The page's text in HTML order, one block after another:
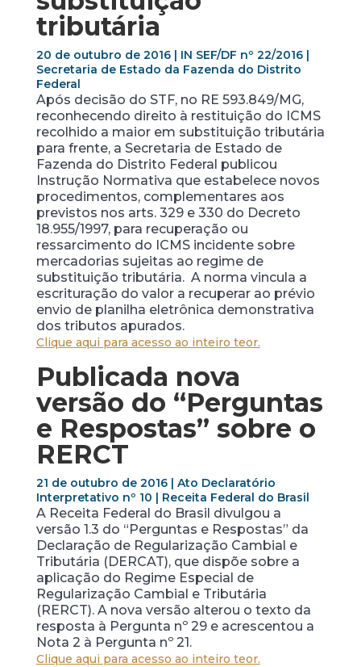
tributária
20 de outubro de 2016 | IN SEF/DF nº 22/2016 |
Secretaria de Estado da Fazenda do Distrito
Federal
Após decisão do STF, no RE 593.849/MG,
reconhecendo direito à restituição do ICMS
recolhido a maior em substituição tributária
para frente, a Secretaria de Estado de
Fazenda do Distrito Federal publicou
Instrução Normativa que estabelece novos
procedimentos, complementares aos
previstos nos arts. 329 e 330 do Decreto
18.955/1997, para recuperação ou
ressarcimento do ICMS incidente sobre
mercadorias sujeitas ao regime de
substituição tributária. A norma vincula a
escrituração do valor a recuperar ao prévio
envio de planilha eletrônica demonstrativa
dos tributos apurados.
Clique aqui para acesso ao inteiro teor.
Publicada nova
versão do “Perguntas
e Respostas” sobre o
RERCT
21 de outubro de 2016 | Ato Declaratório
Interpretativo nº 10 | Receita Federal do Brasil
A Receita Federal do Brasil divulgou a
versão 1.3 do “Perguntas e Respostas” da
Declaração de Regularização Cambial e
Tributária (DERCAT), que dispõe sobre a
aplicação do Regime Especial de
Regularização Cambial e Tributária
(RERCT). A nova versão alterou o texto da
resposta à Pergunta nº 29 e acrescentou a
Nota 2 à Pergunta nº 21.
Clique aqui para acesso ao inteiro teor.